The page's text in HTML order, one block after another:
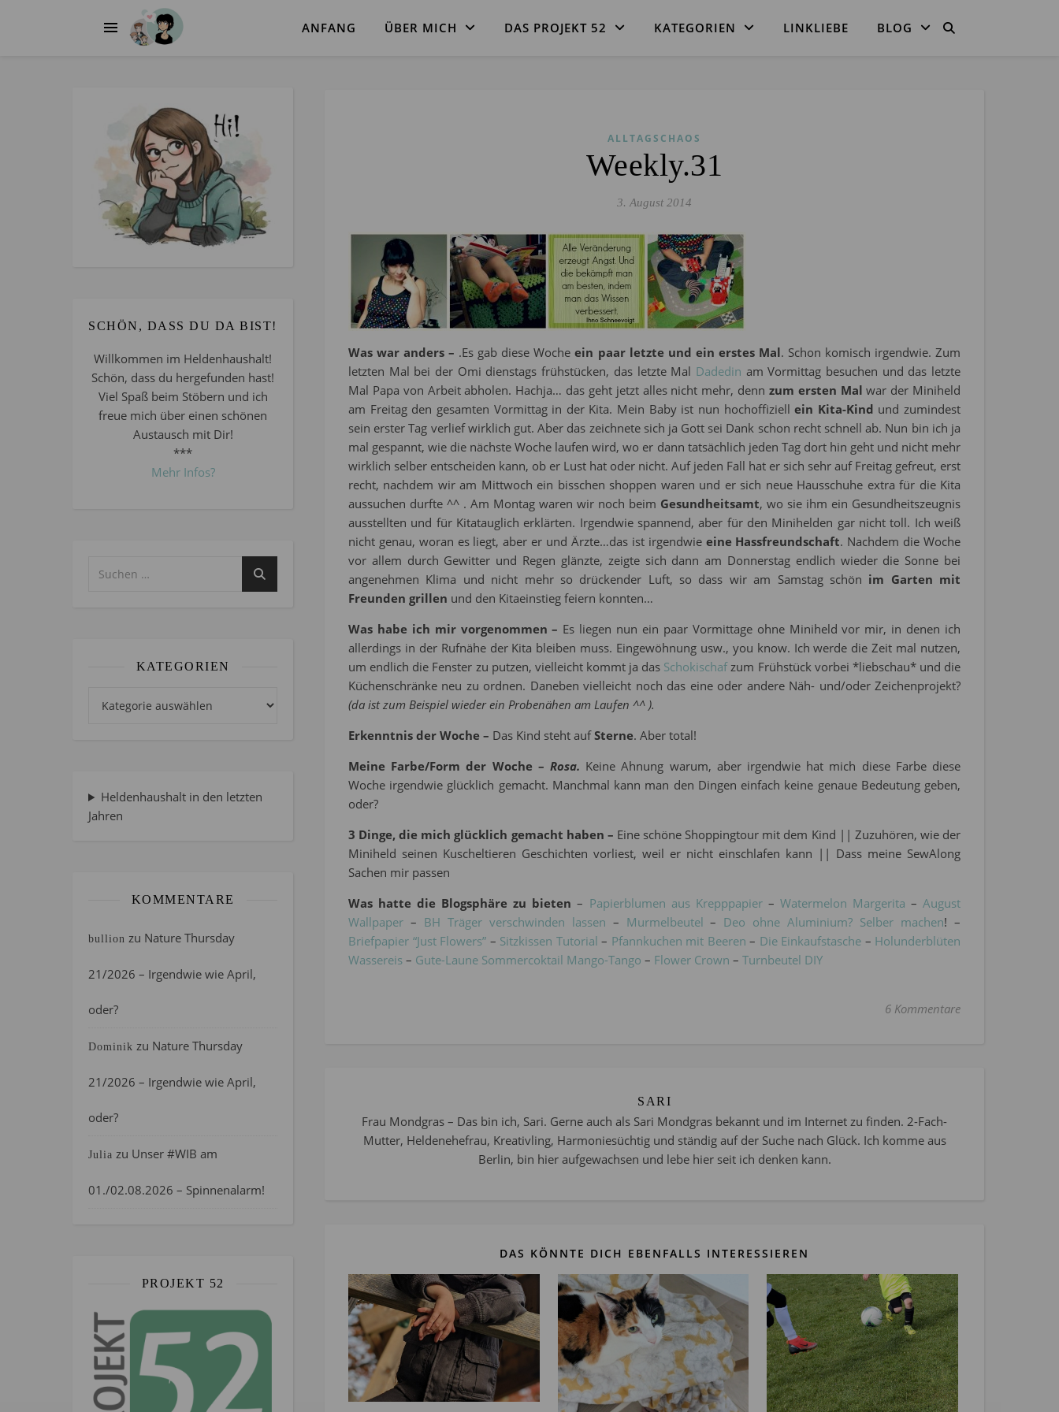
ANFANG ÜBER MICH DAS PROJEKT 52 KATEGORIEN LINKLIEBE BLOG
SCHÖN, DASS DU DA BIST!
Willkommen im Heldenhaushalt!
Schön, dass du hergefunden hast!
Viel Spaß beim Stöbern und ich
freue mich über einen schönen
Austausch mit Dir!
***
Mehr Infos?
KATEGORIEN
Heldenhaushalt in den letzten
Jahren
KOMMENTARE
bullion zu Nature Thursday
21/2026 – Irgendwie wie April,
oder?
Dominik zu Nature Thursday
21/2026 – Irgendwie wie April,
oder?
Julia zu Unser #WIB am
01./02.08.2026 – Spinnenalarm!
PROJEKT 52
ALLTAGSCHAOS
Weekly.31
3. August 2014
Was war anders – .Es gab diese Woche ein paar letzte und ein erstes Mal. Schon komisch irgendwie. Zum
letzten Mal bei der Omi dienstags frühstücken, das letzte Mal Dadedin am Vormittag besuchen und das letzte
Mal Papa von Arbeit abholen. Hachja… das geht jetzt alles nicht mehr, denn zum ersten Mal war der Miniheld
am Freitag den gesamten Vormittag in der Kita. Mein Baby ist nun hochoffiziellein Kita-Kind und zumindest
sein erster Tag verlief wirklich gut. Aber das zeichnete sich ja Gott sei Dank schon recht schnell ab. Nun bin ich ja
mal gespannt, wie die nächste Woche laufen wird, wo er dann tatsächlich jeden Tag dort hin geht und nicht mehr
wirklich selber entscheiden kann, ob er Lust hat oder nicht. Auf jeden Fall hat er sich sehr auf Freitag gefreut, erst
recht, nachdem wir am Mittwoch ein bisschen shoppen waren und er sich neue Hausschuhe extra für die Kita
aussuchen durfte ^^ . Am Montag waren wir noch beim Gesundheitsamt, wo sie ihm ein Gesundheitszeugnis
ausstellten und für Kitatauglich erklärten. Irgendwie spannend, aber für den Minihelden gar nicht toll. Ich weiß
nicht genau, woran es liegt, aber er und Ärzte…das ist irgendwie eine Hassfreundschaft. Nachdem die Woche
vor allem durch Gewitter und Regen glänzte, zeigte sich dann am Donnerstag endlich wieder die Sonne bei
angenehmen Klima und nicht mehr so drückender Luft, so dass wir am Samstag schön im Garten mit
Freunden grillen und den Kitaeinstieg feiern konnten…
Was habe ich mir vorgenommen – Es liegen nun ein paar Vormittage ohne Miniheld vor mir, in denen ich
allerdings in der Rufnähe der Kita bleiben muss. Eingewöhnung usw., you know. Ich werde die Zeit mal nutzen,
um endlich die Fenster zu putzen, vielleicht kommt ja das Schokischafzum Frühstück vorbei *liebschau* und die
Küchenschränke neu zu ordnen. Daneben vielleicht noch das eine oder andere Näh- und/oder Zeichenprojekt?
(da ist zum Beispiel wieder ein Probenähen am Laufen ^^ ).
Erkenntnis der Woche – Das Kind steht aufSterne. Aber total!
Meine Farbe/Form der Woche – Rosa. Keine Ahnung warum, aber irgendwie hat mich diese Farbe diese
Woche irgendwie glücklich gemacht. Manchmal kann man den Dingen einfach keine genaue Bedeutung geben,
oder?
3 Dinge, die mich glücklich gemacht haben – Eine schöne Shoppingtour mit dem Kind || Zuzuhören, wie der
Miniheld seinen Kuscheltieren Geschichten vorliest, weil er nicht einschlafen kann || Dass meine SewAlong
Sachen mir passen
Was hatte die Blogsphäre zu bieten – Papierblumen aus Krepppapier– Watermelon Margerita –August
Wallpaper – BH Träger verschwinden lassen – Murmelbeutel – Deo ohne Aluminium? Selber machen! –
Briefpapier “Just Flowers” – Sitzkissen Tutorial – Pfannkuchen mit Beeren – Die Einkaufstasche – Holunderblüten
Wassereis – Gute-Laune Sommercoktail Mango-Tango – Flower Crown – Turnbeutel DIY
6 Kommentare
SARI
Frau Mondgras – Das bin ich, Sari. Gerne auch als Sari Mondgras bekannt und im Internet zu finden. 2-Fach-
Mutter, Heldenehefrau, Kreativling, Harmoniesüchtig und ständig auf der Suche nach Glück. Ich komme aus
Berlin, bin hier aufgewachsen und lebe hier seit ich denken kann.
DAS KÖNNTE DICH EBENFALLS INTERESSIEREN